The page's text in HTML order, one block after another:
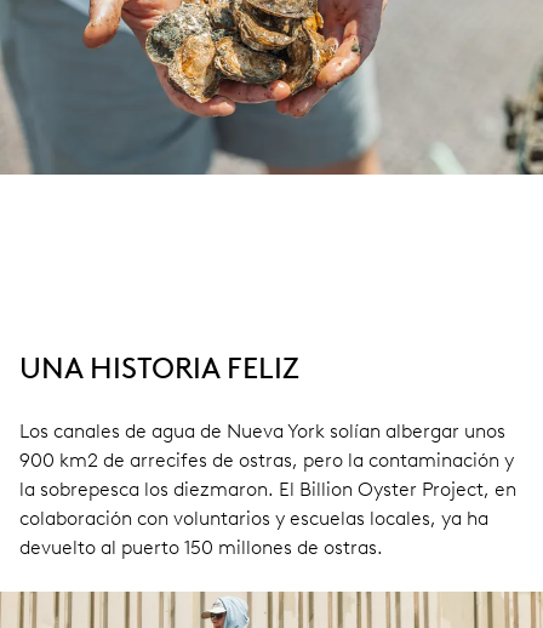
UNA HISTORIA FELIZ
Los canales de agua de Nueva York solían albergar unos
900 km2 de arrecifes de ostras, pero la contaminación y
la sobrepesca los diezmaron. El Billion Oyster Project, en
colaboración con voluntarios y escuelas locales, ya ha
devuelto al puerto 150 millones de ostras.